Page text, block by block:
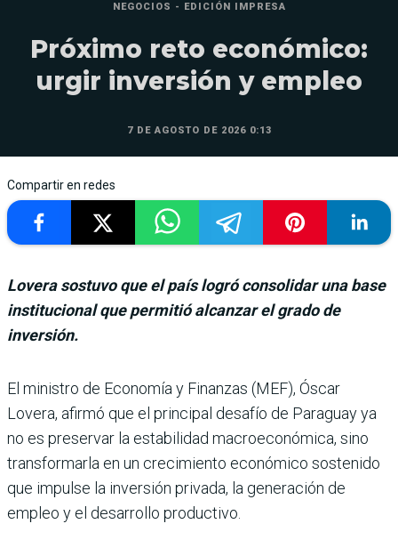
NEGOCIOS - EDICIÓN IMPRESA
Próximo reto económico:
urgir inversión y empleo
7 DE AGOSTO DE 2026 0:13
Compartir en redes
Lovera sostuvo que el país logró consolidar una base
institucional que permitió alcanzar el grado de
inversión.
El ministro de Eco­nomía y Finanzas (MEF), Óscar
Lovera, afirmó que el principal desafío de Paraguay ya
no es preser­var la estabilidad macroeco­nómica, sino
transformarla en un crecimiento econó­mico sostenido
que impulse la inversión privada, la gene­ración de
empleo y el desarro­llo productivo.